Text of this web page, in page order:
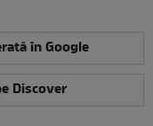
în Google
Discover